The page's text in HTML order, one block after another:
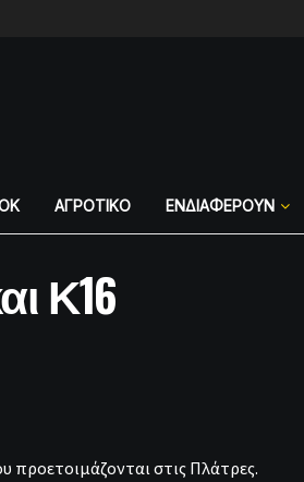
ΑΓΡΟΤΙΚΟ ΕΝΔΙΑΦΕΡΟΥΝ
Κ16
στις Πλάτρες.